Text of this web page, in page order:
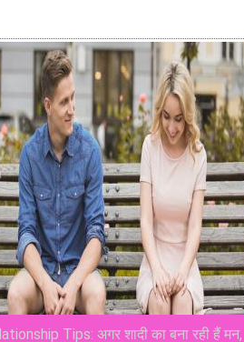
Tips: अगर शादी का बना रही हैं मन,